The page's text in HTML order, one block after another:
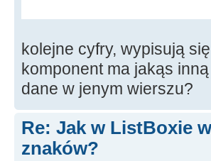
kolejne cyfry, wypisują
komponent ma jakąs
dane w jenym wierszu?
Re: Jak w ListBoxie
znaków?